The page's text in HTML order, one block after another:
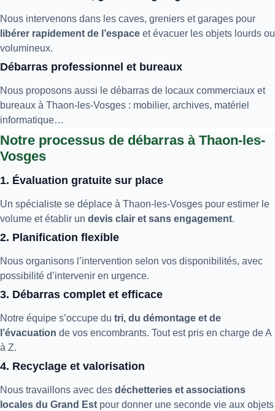
Nous intervenons dans les caves, greniers et garages pour
libérer rapidement de l’espace et évacuer les objets lourds ou
volumineux.
Débarras professionnel et bureaux
Nous proposons aussi le débarras de locaux commerciaux et
bureaux à Thaon-les-Vosges : mobilier, archives, matériel
informatique…
Notre processus de débarras à Thaon-les-
Vosges
1. Évaluation gratuite sur place
Un spécialiste se déplace à Thaon-les-Vosges pour estimer le
volume et établir un devis clair et sans engagement.
2. Planification flexible
Nous organisons l’intervention selon vos disponibilités, avec
possibilité d’intervenir en urgence.
3. Débarras complet et efficace
Notre équipe s’occupe du tri, du démontage et de
l’évacuation de vos encombrants. Tout est pris en charge de A
à Z.
4. Recyclage et valorisation
Nous travaillons avec des déchetteries et associations
locales du Grand Est pour donner une seconde vie aux objets